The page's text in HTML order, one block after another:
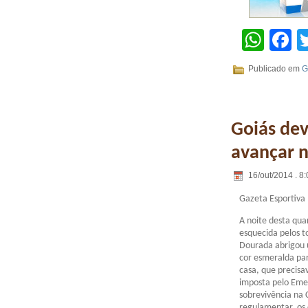
Publicado em
Goiás
avançar
16/out/2014 .
Gazeta Esportiva
A noite desta
esquecida pelos
Dourada abrigou
cor esmeralda
casa, que
imposta pelo
sobrevivência na